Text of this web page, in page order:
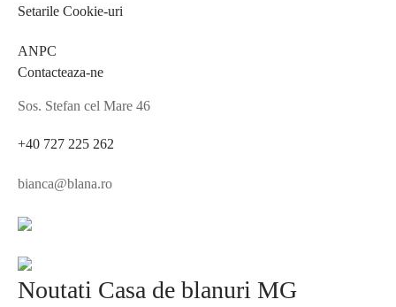
Setarile Cookie-uri
ANPC
Contacteaza-ne
Sos. Stefan cel Mare 46
+40 727 225 262
bianca@blana.ro
Noutati Casa de blanuri MG